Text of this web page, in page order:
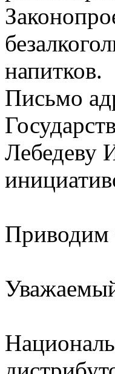
напитков.
Письмо
Лебедеву
Приводим